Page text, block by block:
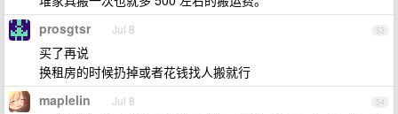
53
prosgtsr Jul 8
买了再说
换租房的时候扔掉或者花钱找人搬就行
54
maplelin Jul 8